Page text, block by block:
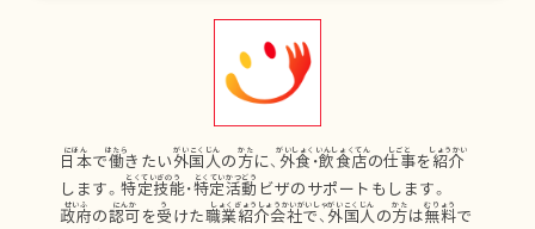
日本で働きたい外国人の方に、 外食 ・飲食店の仕事を紹介
します。特定技能・特定活動 ビザのサポートもします。
政府の認可を受けた職業紹介会社で、 外国人の方は無料で